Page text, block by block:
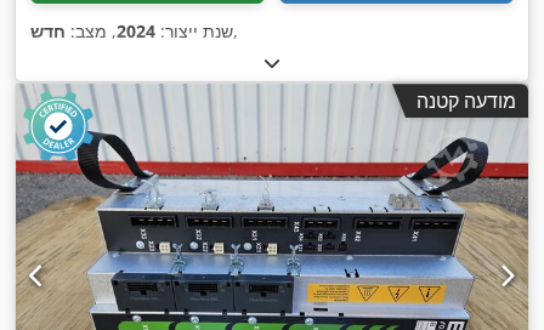
שנת ייצור: 2024, מצב: חדש ,
מודעה קטנה